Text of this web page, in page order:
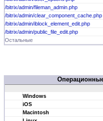
/bitrix/admin/fileman_admin.php
/bitrix/admin/clear_component_cache.php
/bitrix/admin/iblock_element_edit.php
/bitrix/admin/public_file_edit.php
Остальные
Windows
iOS
Macintosh